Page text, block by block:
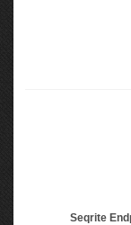
Seqrite